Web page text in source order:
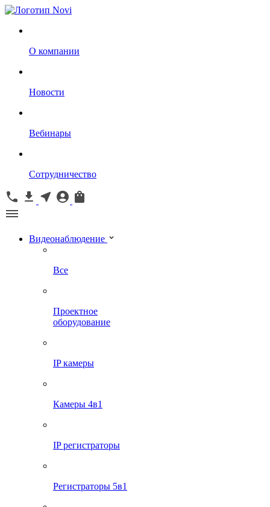
О компании
Новости
Вебинары
Сотрудничество
Видеонаблюдение
Все
Проектное
оборудование
IP камеры
Камеры 4в1
IP регистраторы
Регистраторы 5в1